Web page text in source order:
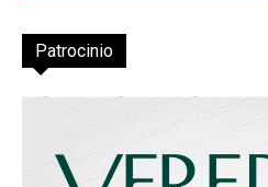
Patrocinio